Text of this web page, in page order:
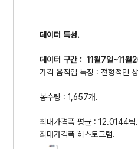
데이터 특성.
데이터 구간 : 11월7일~11월
가격 움직임 특징 : 전형적인
봉수량 : 1,657개.
최대가격폭 평균 : 12.0144
최대가격폭 히스토그램.